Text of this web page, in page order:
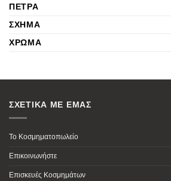
ΠΈΤΡΑ
ΣΧΉΜΑ
ΧΡΏΜΑ
ΣΧΕΤΙΚΑ ΜΕ ΕΜΑΣ
Το Κοσμηματοπωλείο
Επικοινωνήστε
Επισκευές Κοσμημάτων